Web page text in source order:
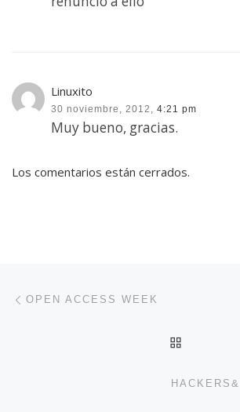
Linuxito
30 noviembre, 2012, 4:21 pm
Muy bueno, gracias.
Los comentarios están cerrados.
Navegación de
OPEN ACCESS WEEK